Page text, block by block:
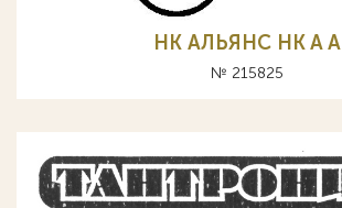
НК АЛЬЯНС HK A А
№ 215825